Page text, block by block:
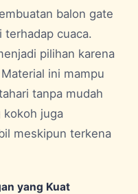
balon gate
terhadap cuaca.
pilihan karena
ini mampu
tanpa mudah
kokoh juga
meskipun terkena
yang Kuat